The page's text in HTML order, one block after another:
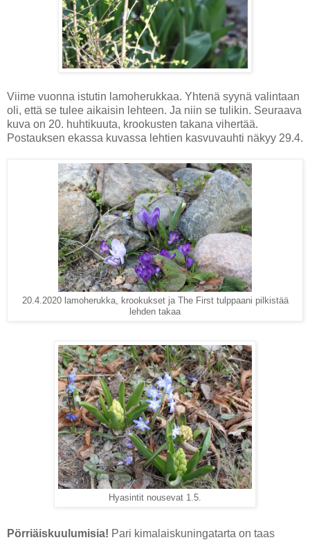
Viime vuonna istutin lamoherukkaa. Yhtenä syynä valintaan
oli, että se tulee aikaisin lehteen. Ja niin se tulikin. Seuraava
kuva on 20. huhtikuuta, krookusten takana vihertää.
Postauksen ekassa kuvassa lehtien kasvuvauhti näkyy 29.4.
20.4.2020 lamoherukka, krookukset ja The First tulppaani pilkistää
lehden takaa
Hyasintit nousevat 1.5.
Pörriäiskuulumisia! Pari kimalaiskuningatarta on taas